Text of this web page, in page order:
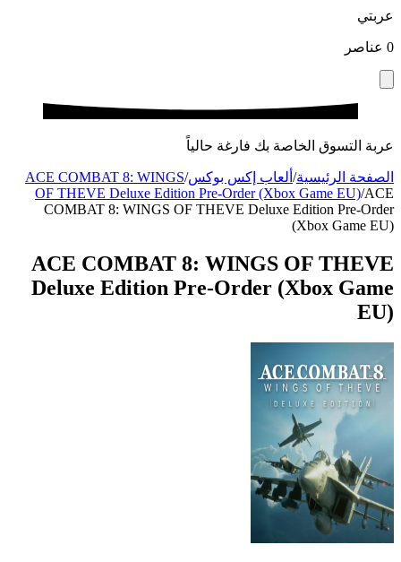
عربتي
0 عناصر
عربة التسوق الخاصة بك فارغة حالياً
الصفحة الرئيسية/ ألعاب إكس بوكس/
ACE COMBAT 8: WINGS
OF THEVE Deluxe Edition Pre-Order (Xbox Game EU)/ACE
COMBAT 8: WINGS OF THEVE Deluxe Edition Pre-Order
(Xbox Game EU)
ACE COMBAT 8: WINGS OF THEVE
Deluxe Edition Pre-Order (Xbox Game
EU)